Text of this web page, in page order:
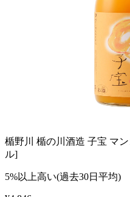
楯野川 楯の川酒造 子宝 マ
ル]
5%以上高い(過去30日平均)